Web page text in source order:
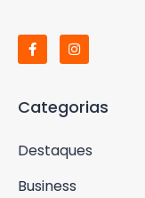
Categorias
Destaques
Business